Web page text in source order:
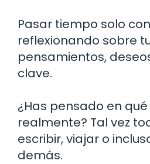
Pasar tiempo solo
reflexionando sobre
pensamientos,
clave.
¿Has pensado en
realmente? Tal vez
escribir, viajar o
demás.